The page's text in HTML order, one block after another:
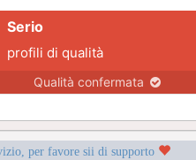
Serio
profili di qualità
Qualità confermata
per favore sii di supporto